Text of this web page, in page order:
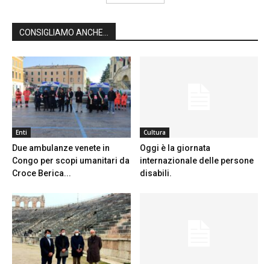
CONSIGLIAMO ANCHE...
Enti
Due ambulanze venete in
Congo per scopi umanitari da
Croce Berica...
Cultura
Oggi è la giornata
internazionale delle persone
disabili.